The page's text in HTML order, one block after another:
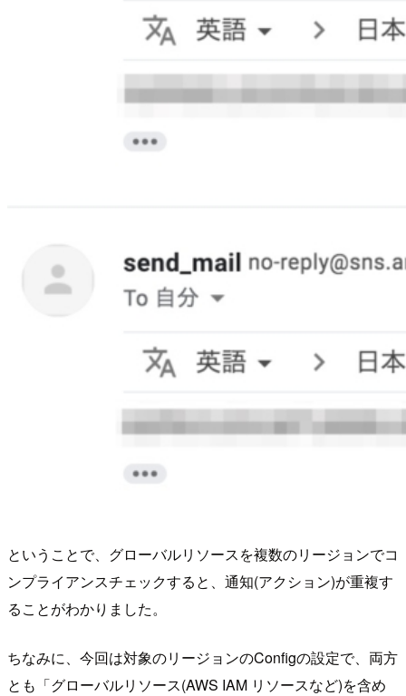
ということで、グローバルリソースを複数のリージョンでコ
ンプライアンスチェックすると、通知(アクション)が重複す
ることがわかりました。
ちなみに、今回は対象のリージョンのConfigの設定で、両方
とも「グローバルリソース(AWS IAM リソースなど)を含め